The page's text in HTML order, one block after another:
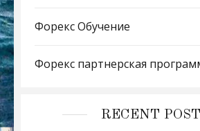
Форекс Обучение
Форекс партнерская
RECENT